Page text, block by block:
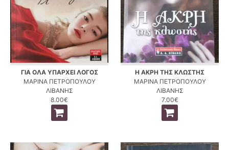
ΓΙΑ ΟΛΑ ΥΠΑΡΧΕΙ ΛΟΓΟΣ
ΜΑΡΙΝΑ ΠΕΤΡΟΠΟΥΛΟΥ
ΛΙΒΑΝΗΣ
8.00€
Η ΑΚΡΗ ΤΗΣ ΚΛΩΣΤΗΣ
ΜΑΡΙΝΑ ΠΕΤΡΟΠΟΥΛΟΥ
ΛΙΒΑΝΗΣ
7.00€